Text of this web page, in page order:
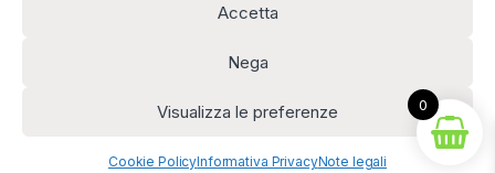
Accetta
Nega
Visualizza le preferenze
Cookie PolicyInformativa PrivacyNote legali
(0039) 091
5607514
Diritto di recesso
0